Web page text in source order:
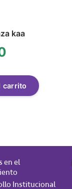
kaa
carrito
en el
Institucional